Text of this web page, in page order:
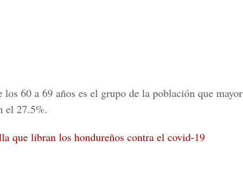
los 60 a 69 años es el grupo de la población que mayor
el 27.5%.
que libran los hondureños contra el covid-19